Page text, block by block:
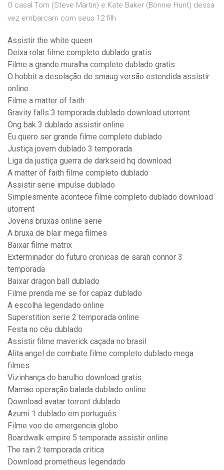
O casal Tom (Steve Martin) e Kate Baker (Bonnie Hunt) dessa
vez embarcam com seus 12 filh
Assistir the white queen
Deixa rolar filme completo dublado gratis
Filme a grande muralha completo dublado gratis
O hobbit a desolação de smaug versão estendida assistir
online
Filme a matter of faith
Gravity falls 3 temporada dublado download utorrent
Ong bak 3 dublado assistir online
Eu quero ser grande filme completo dublado
Justiça jovem dublado 3 temporada
Liga da justiça guerra de darkseid hq download
A matter of faith filme completo dublado
Assistir serie impulse dublado
Simplesmente acontece filme completo dublado download
utorrent
Jovens bruxas online serie
A bruxa de blair mega filmes
Baixar filme matrix
Exterminador do futuro cronicas de sarah connor 3
temporada
Baixar dragon ball dublado
Filme prenda me se for capaz dublado
A escolha legendado online
Superstition serie 2 temporada online
Festa no céu dublado
Assistir filme maverick caçada no brasil
Alita angel de combate filme completo dublado mega
filmes
Vizinhança do barulho download gratis
Mamae operação balada dublado online
Download avatar torrent dublado
Azumi 1 dublado em português
Filme voo de emergencia globo
Boardwalk empire 5 temporada assistir online
The rain 2 temporada critica
Download prometheus legendado